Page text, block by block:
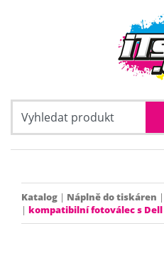
Katalog | Náplně do tiskáren |
| kompatibilní fotoválec s